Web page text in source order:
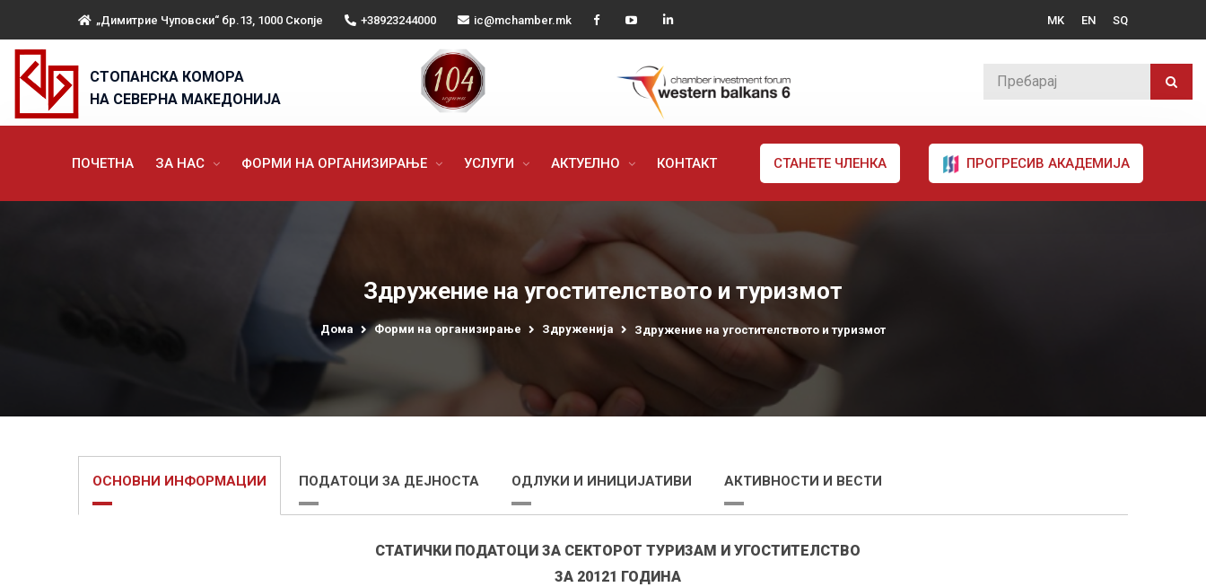
„Димитрие Чуповски“ бр.13, 1000 Скопје +38923244000 ic@mchamber.mk MK EN SQ
СТОПАНСКА КОМОРА
НА СЕВЕРНА МАКЕДОНИЈА
ПОЧЕТНА ЗА НАС ФОРМИ НА ОРГАНИЗИРАЊЕ УСЛУГИ АКТУЕЛНО КОНТАКТ СТАНЕТЕ ЧЛЕНКА ПРОГРЕСИВ АКАДЕМИЈА
Здружение на угостителството и туризмот
Дома Форми на организирање Здруженија Здружение на угостителството и туризмот
ОСНОВНИ ИНФОРМАЦИИ ПОДАТОЦИ ЗА ДЕЈНОСТА ОДЛУКИ И ИНИЦИЈАТИВИ АКТИВНОСТИ И ВЕСТИ
СТАТИЧКИ ПОДАТОЦИ ЗА СЕКТОРОТ ТУРИЗАМ И УГОСТИТЕЛСТВО
ЗА 20121 ГОДИНА